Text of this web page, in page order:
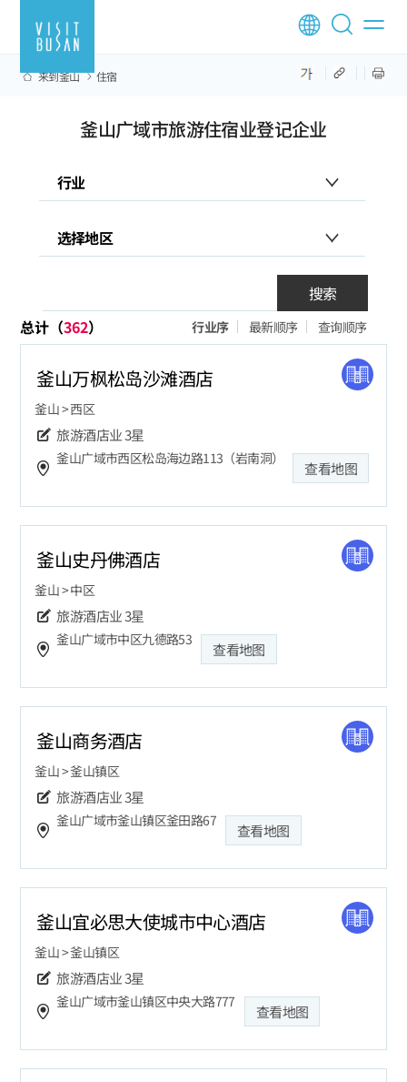
来到釜山 住宿
釜山广域市旅游住宿业登记企业
搜索
总计（362） 行业序 最新顺序 查询顺序
釜山万枫松岛沙滩酒店
釜山 > 西区
旅游酒店业3星
釜山广域市西区松岛海边路113（岩南洞）
查看地图
釜山史丹佛酒店
釜山 > 中区
旅游酒店业3星
釜山广域市中区九德路53
查看地图
釜山商务酒店
釜山 > 釜山镇区
旅游酒店业3星
釜山广域市釜山镇区釜田路67
查看地图
釜山宜必思大使城市中心酒店
釜山 > 釜山镇区
旅游酒店业3星
釜山广域市釜山镇区中央大路777
查看地图